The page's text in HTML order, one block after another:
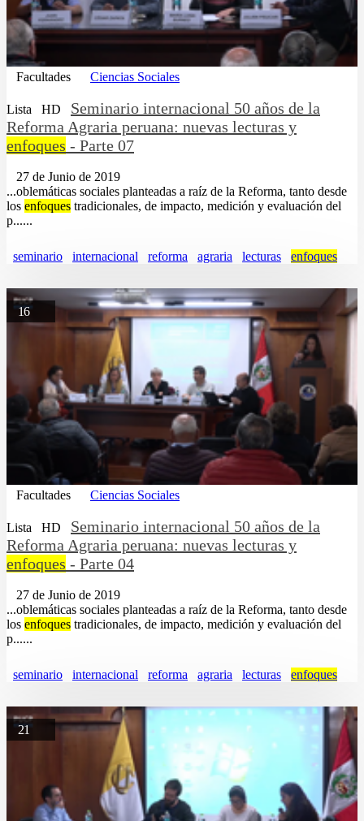
Facultades Ciencias Sociales
Lista HD
Seminario internacional 50 años de la
Reforma Agraria peruana: nuevas lecturas y
enfoques - Parte 07
27 de Junio de 2019
...oblemáticas sociales planteadas a raíz de la Reforma, tanto desde
los enfoques tradicionales, de impacto, medición y evaluación del
p......
seminario internacional reforma agraria lecturas enfoques
16
Facultades Ciencias Sociales
Lista HD
Seminario internacional 50 años de la
Reforma Agraria peruana: nuevas lecturas y
enfoques - Parte 04
27 de Junio de 2019
...oblemáticas sociales planteadas a raíz de la Reforma, tanto desde
los enfoques tradicionales, de impacto, medición y evaluación del
p......
seminario internacional reforma agraria lecturas enfoques
21